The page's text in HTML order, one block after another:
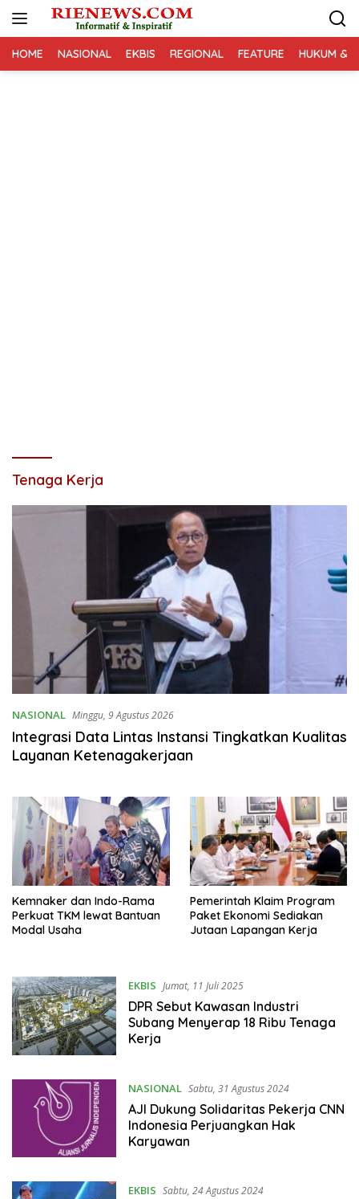
HOME NASIONAL EKBIS REGIONAL FEATURE HUKUM &
Tenaga Kerja
NASIONAL Minggu, 9 Agustus 2026
Integrasi Data Lintas Instansi Tingkatkan Kualitas
Layanan Ketenagakerjaan
Kemnaker dan Indo-Rama
Perkuat TKM lewat Bantuan
Modal Usaha
Pemerintah Klaim Program
Paket Ekonomi Sediakan
Jutaan Lapangan Kerja
EKBIS Jumat, 11 Juli 2025
DPR Sebut Kawasan Industri
Subang Menyerap 18 Ribu Tenaga
Kerja
NASIONAL Sabtu, 31 Agustus 2024
AJI Dukung Solidaritas Pekerja CNN
Indonesia Perjuangkan Hak
Karyawan
EKBIS Sabtu, 24 Agustus 2024